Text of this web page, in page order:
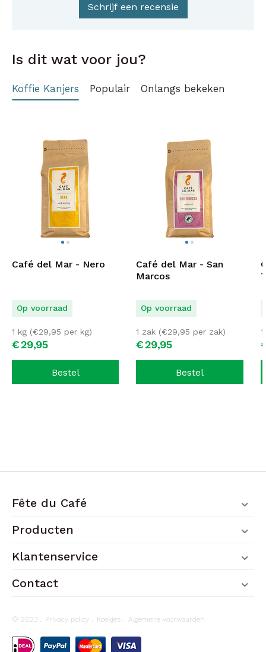
Schrijf een recensie
Is dit wat voor jou?
Koffie Kanjers Populair Onlangs bekeken
Café del Mar - Nero
Op voorraad
€29,95
1 kg (€29,95 per kg)
Bestel
Café del Mar - San
Marcos
Op voorraad
€29,95
1 zak (€29,95 per zak)
Bestel
Fête du Café
Producten
Klantenservice
Contact
© 2023 . Privacy policy . Koekjes . Algemene voorwaarden